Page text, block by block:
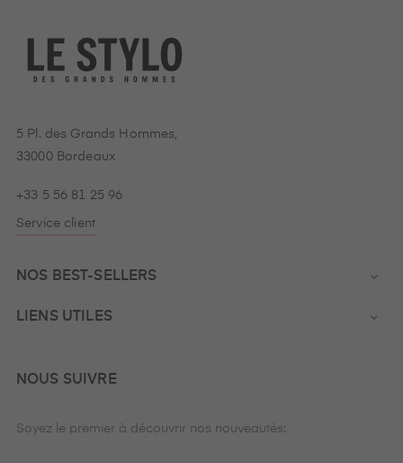
5 Pl. des Grands Hommes,
33000 Bordeaux
+33 5 56 81 25 96
Service client
NOS BEST-SELLERS 
LIENS UTILES 
NOUS SUIVRE
Soyez le premier à découvrir nos nouveautés: